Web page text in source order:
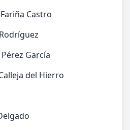
Castro
García
del Hierro